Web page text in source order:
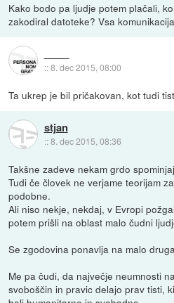
Kako bodo pa ljudje potem plačali,
zakodiral datoteke? Vsa
::8. dec 2015, 08:00
Ta ukrep je bil pričakovan, kot tudi
stjan
::8. dec 2015, 08:36
Takšne zadeve nekam grdo
Tudi če človek ne verjame teorijam
podobne.
Ali niso nekje, nekdaj, v Evropi
potem prišli na oblast malo čudni
Se zgodovina ponavlja na malo
Me pa čudi, da največje neumnosti
svoboščin in pravic delajo prav tisti,